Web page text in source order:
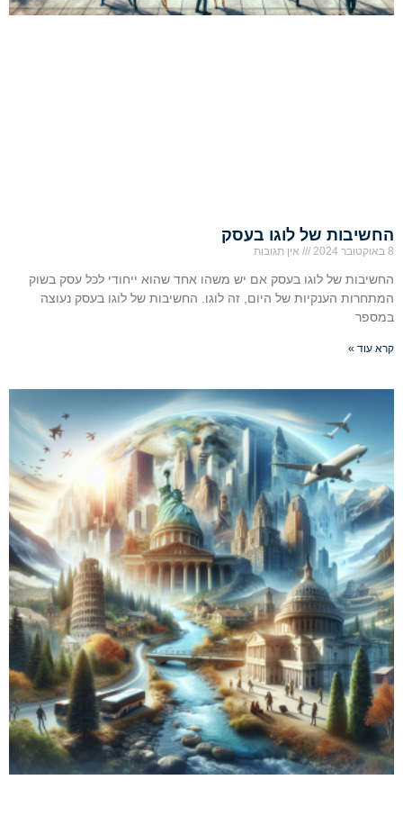
החשיבות של לוגו בעסק
8 באוקטובר 2024 אין תגובות
החשיבות של לוגו בעסק אם יש משהו אחד שהוא ייחודי לכל עסק בשוק
המתחרות הענקיות של היום, זה לוגו. החשיבות של לוגו בעסק נעוצה
במספר
קרא עוד »